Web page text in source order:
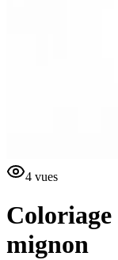
4 vues
Coloriage
mignon